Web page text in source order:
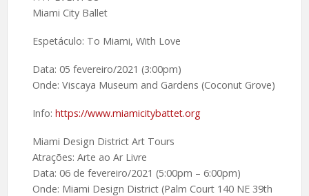
Miami City Ballet
Espetáculo: To Miami, With Love
Data: 05 fevereiro/2021 (3:00pm)
Onde: Viscaya Museum and Gardens (Coconut Grove)
Info: https://www.miamicitybattet.org
Miami Design District Art Tours
Atrações: Arte ao Ar Livre
Data: 06 de fevereiro/2021 (5:00pm – 6:00pm)
Onde: Miami Design District (Palm Court 140 NE 39th